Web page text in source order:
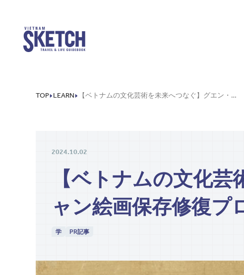
TOP LEARN 【ベトナムの文化芸術を未来へつなぐ】グエン・ファン・チャン絵画保存修復プロジェクト・第2回
2024.10.02
【ベトナムの文化
ャン絵画保存修復プ
学 PR記事